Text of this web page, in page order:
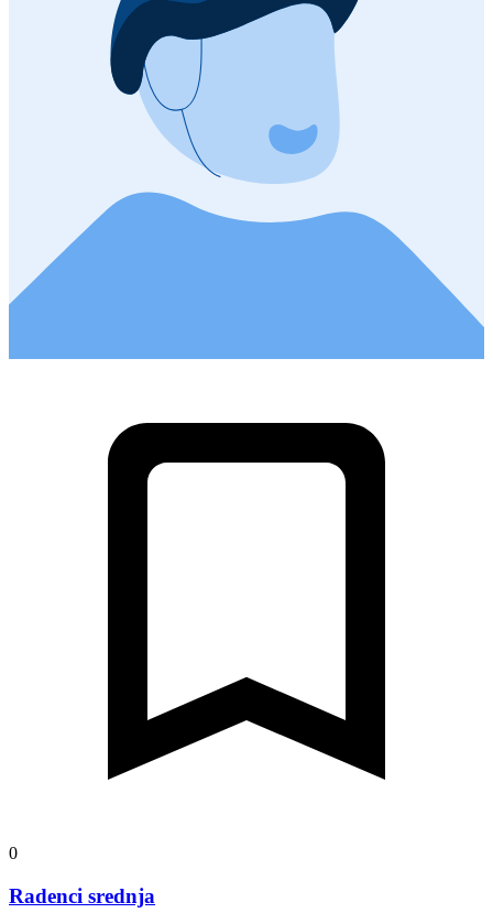
0
Radenci srednja